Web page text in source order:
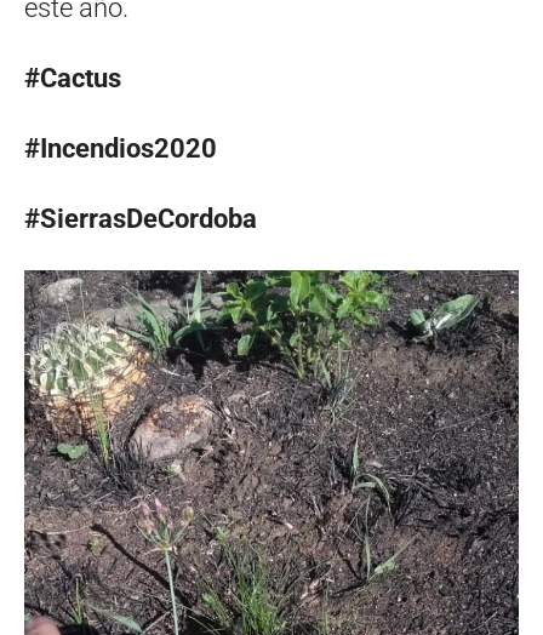
este año.
#Cactus
#Incendios2020
#SierrasDeCordoba